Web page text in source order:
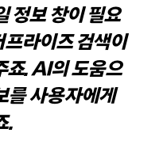
정보 창이 필요
라이즈 검색이
죠. AI의 도움으
를 사용자에게
.